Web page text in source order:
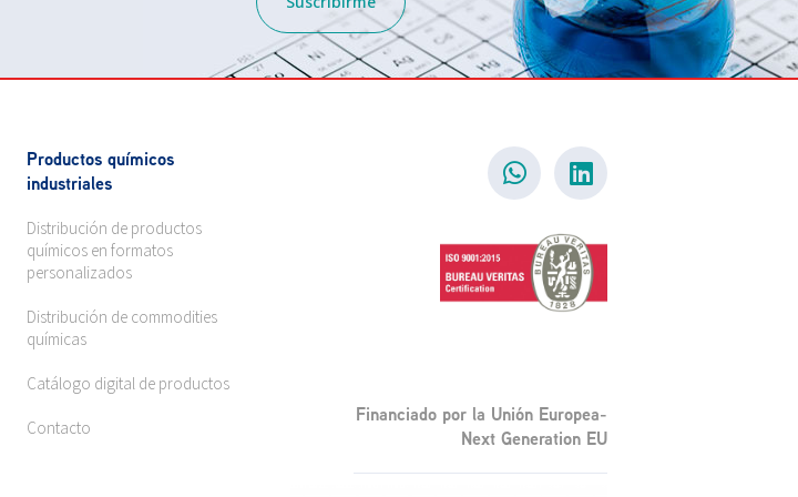
Productos químicos
industriales
Distribución de productos
químicos en formatos
personalizados
Distribución de commodities
químicas
Catálogo digital de productos
Contacto
Financiado por la Unión Europea-
Next Generation EU